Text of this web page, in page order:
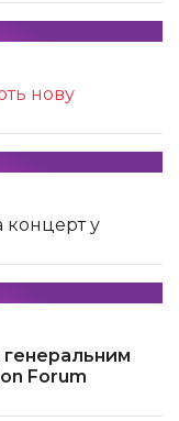
нову
концерт у
генеральним
Forum